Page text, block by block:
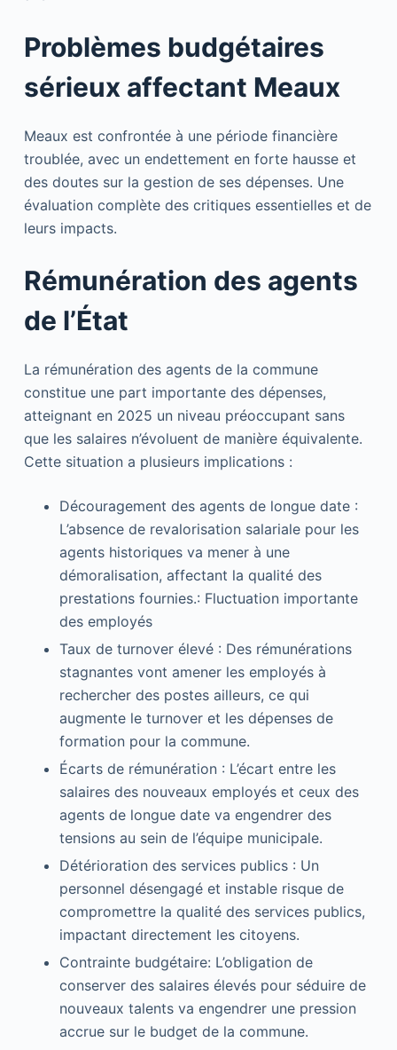
Problèmes budgétaires
sérieux affectant Meaux
Meaux est confrontée à une période financière
troublée, avec un endettement en forte hausse et
des doutes sur la gestion de ses dépenses. Une
évaluation complète des critiques essentielles et de
leurs impacts.
Rémunération des agents
de l’État
La rémunération des agents de la commune
constitue une part importante des dépenses,
atteignant en 2025 un niveau préoccupant sans
que les salaires n’évoluent de manière équivalente.
Cette situation a plusieurs implications :
Découragement des agents de longue date :
L’absence de revalorisation salariale pour les
agents historiques va mener à une
démoralisation, affectant la qualité des
prestations fournies.: Fluctuation importante
des employés
Taux de turnover élevé : Des rémunérations
stagnantes vont amener les employés à
rechercher des postes ailleurs, ce qui
augmente le turnover et les dépenses de
formation pour la commune.
Écarts de rémunération : L’écart entre les
salaires des nouveaux employés et ceux des
agents de longue date va engendrer des
tensions au sein de l’équipe municipale.
Détérioration des services publics : Un
personnel désengagé et instable risque de
compromettre la qualité des services publics,
impactant directement les citoyens.
Contrainte budgétaire: L’obligation de
conserver des salaires élevés pour séduire de
nouveaux talents va engendrer une pression
accrue sur le budget de la commune.